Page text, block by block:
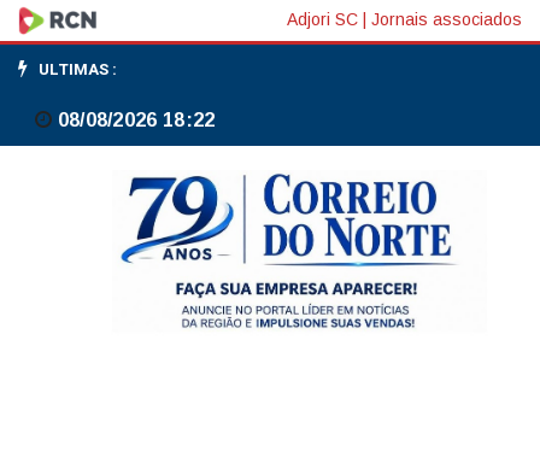
Prêmio
Sebrae
Mulher
Negócios
Adjori SC Jornais associados
ULTIMAS :
08/08/2026 18:22